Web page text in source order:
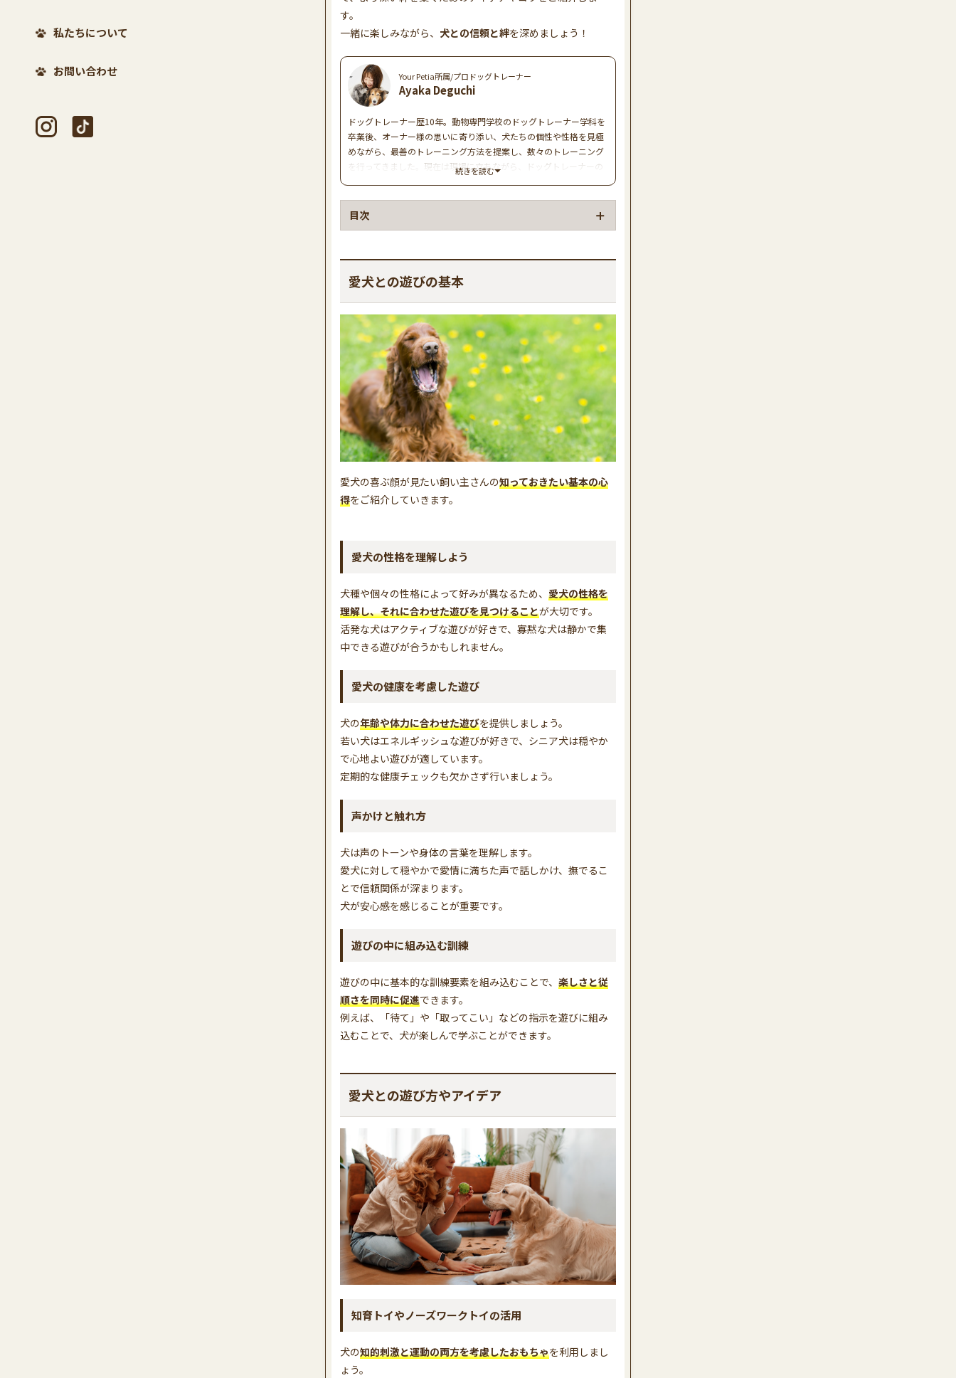
私たちについて
お問い合わせ
す。
一緒に楽しみながら、 犬との信頼と絆を深めましょう！
Your Petia所属/プロドッグトレーナー
Ayaka Deguchi
ドッグトレーナー歴10年。動物専門学校のドッグトレーナー学科を
卒業後、オーナー様の思いに寄り添い、犬たちの個性や性格を見極
めながら、最善のトレーニング方法を提案し、数々のトレーニング
を行ってきました。現在は現場に立ちながら、ドッグトレーナーの
ています。
続きを読む
目次
2 愛犬との遊び方やアイデア
3 犬と遊ぶ事のメリット
3 安全性と健康のポイント
愛犬との遊びの基本
愛犬の喜ぶ顔が見たい飼い主さんの知っておきたい基本の心
得をご紹介していきます。
愛犬の性格を理解しよう
犬種や個々の性格によって好みが異なるため、 愛犬の性格を
理解し、それに合わせた遊びを見つけることが大切です。
活発な犬はアクティブな遊びが好きで、寡黙な犬は静かで集
中できる遊びが合うかもしれません。
愛犬の健康を考慮した遊び
犬の年齢や体力に合わせた遊びを提供しましょう。
若い犬はエネルギッシュな遊びが好きで、シニア犬は穏やか
で心地よい遊びが適しています。
定期的な健康チェックも欠かさず行いましょう。
声かけと触れ方
犬は声のトーンや身体の言葉を理解します。
愛犬に対して穏やかで愛情に満ちた声で話しかけ、撫でるこ
とで信頼関係が深まります。
犬が安心感を感じることが重要です。
遊びの中に組み込む訓練
遊びの中に基本的な訓練要素を組み込むことで、 楽しさと従
順さを同時に促進できます。
例えば、「待て」や「取ってこい」などの指示を遊びに組み
込むことで、犬が楽しんで学ぶことができます。
愛犬との遊び方やアイデア
知育トイやノーズワークトイの活用
犬の知的刺激と運動の両方を考慮したおもちゃを利用しまし
ょう。